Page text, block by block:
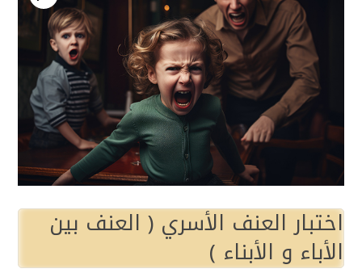
اختبار العنف الأسري ( العنف بين
الأباء و الأبناء )